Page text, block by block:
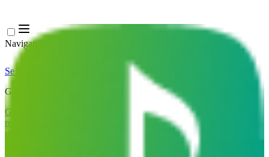
Navigation Menu
Se connecter
Générer
Générateur de Musique IA
Générateur de Paroles IA
reprises de chansons par IA
Générateur de Voix de Chant IA
musicale IA